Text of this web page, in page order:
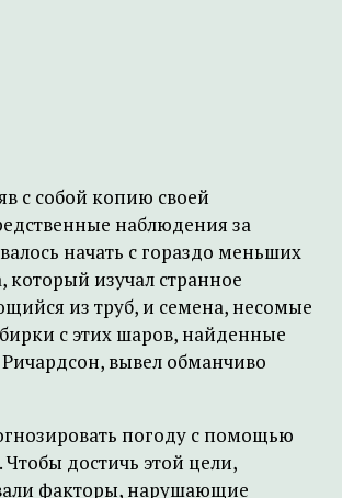
с собой копию своей
наблюдения за
начать с гораздо меньших
который изучал странное
из труб, и семена, несомые
с этих шаров, найденные
вывел обманчиво
погоду с помощью
достичь этой цели,
факторы, нарушающие